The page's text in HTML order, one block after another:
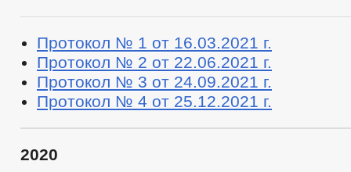
Протокол № 1 от 16.03.2021 г.
Протокол № 2 от 22.06.2021 г.
Протокол № 3 от 24.09.2021 г.
Протокол № 4 от 25.12.2021 г.
2020